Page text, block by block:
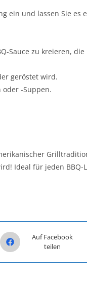
ein und lassen Sie es
Sauce zu kreieren,
geröstet wird.
-Suppen.
Ideal für jeden
Opens in a new window
Auf Facebook
teilen